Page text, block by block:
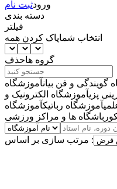
ورودثبت نام
دسته بندی
فیلتر
انتخاب شماپاک کردن همه
گروه هاحذف
گویندگی و فن بیانآموزشگاه
پزیآموزشگاه الکترونیک و
آموزشگاه رباتیک
باشگاه ها و مراکز ورزشی
مرتب سازی بر اساس :